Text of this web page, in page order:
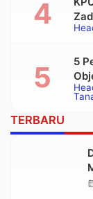
5
TERBARU